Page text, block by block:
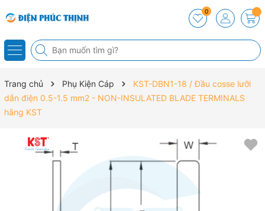
0
Trang chủ Phụ Kiện Cáp
KST-DBN1-18 / Đầu cosse lưỡi
dẫn điện 0.5-1.5 mm2 - NON-INSULATED BLADE TERMINALS
hãng KST